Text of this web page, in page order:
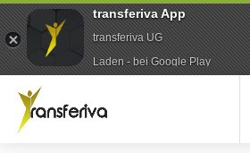
transferiva App
transferiva UG
Laden - bei Google Play